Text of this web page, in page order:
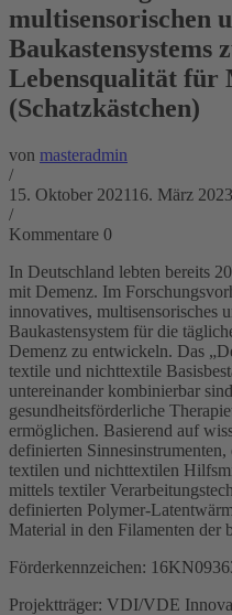
multisensorischen
Baukastensystems
Lebensqualität für
(Schatzkästchen)
von masteradmin
/
15. Oktober 2021 16. März 2023
/
Kommentare 0
In Deutschland lebten bereits
mit Demenz. Im
innovatives, multisensorisches
Baukastensystem für die
Demenz zu entwickeln. Das
textile und nichttextile
untereinander kombinierbar
gesundheitsförderliche
ermöglichen. Basierend auf
definierten
textilen und nichttextilen
mittels textiler
definierten Polymer-
Material in den Filamenten der
Förderkennzeichen:
Projektträger: VDI/VDE